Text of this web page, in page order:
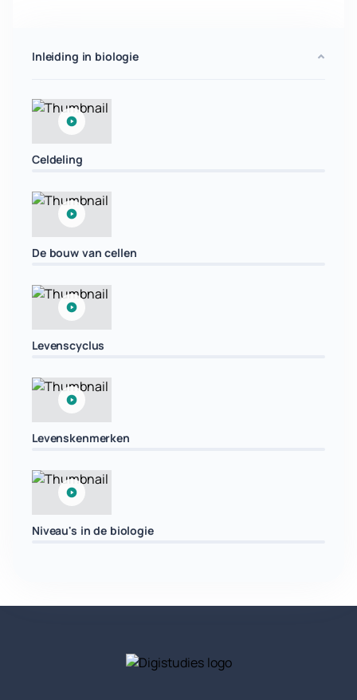
Inleiding in biologie
Celdeling
De bouw van cellen
Levenscyclus
Levenskenmerken
Niveau's in de biologie